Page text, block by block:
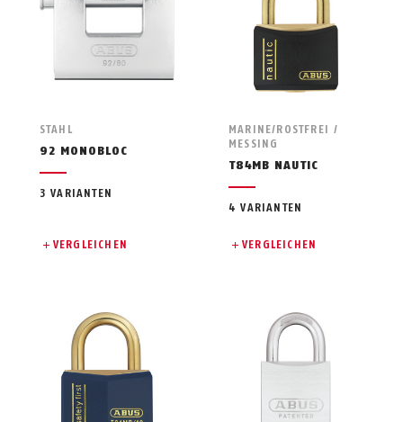
STAHL
92 MONOBLOC
3 VARIANTEN
VERGLEICHEN
MARINE/ROSTFREI /
MESSING
T84MB NAUTIC
4 VARIANTEN
VERGLEICHEN